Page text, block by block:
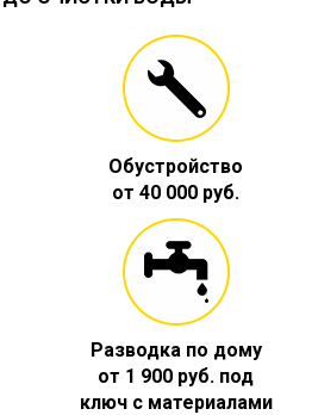
Обустройство
от 40 000 руб.
Разводка по дому
от 1 900 руб. под
ключ с материалами